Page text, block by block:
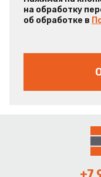
на обработку
об обработке в